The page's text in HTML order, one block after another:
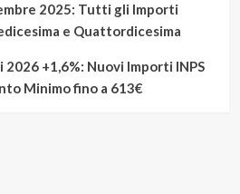
2025: Tutti gli Importi
e Quattordicesima
+1,6%: Nuovi Importi INPS
Minimo fino a 613€